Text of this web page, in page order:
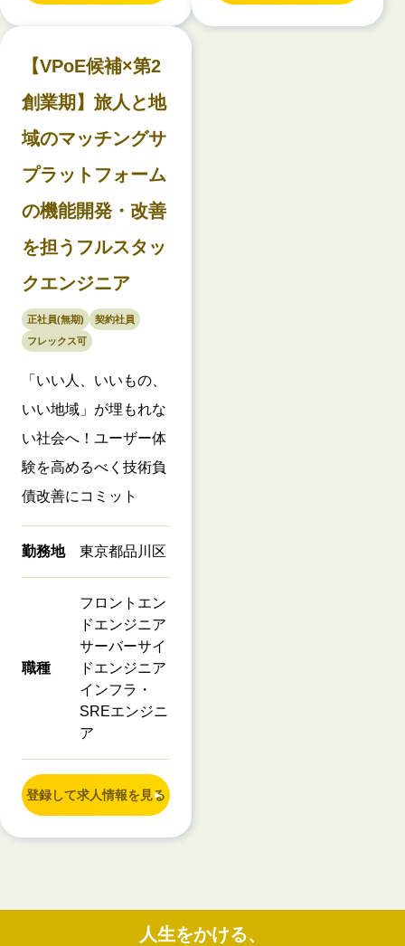
【VPoE候補×第2
創業期】旅人と地
域のマッチングサ
プラットフォーム
の機能開発・改善
を担うフルスタッ
クエンジニア
正社員(無期)
契約社員
フレックス可
「いい人、いいもの、
いい地域」が埋もれな
い社会へ！ユーザー体
験を高めるべく技術負
債改善にコミット
勤務地 東京都品川区
職種
フロントエン
ドエンジニア
サーバーサイ
ドエンジニア
インフラ・
SREエンジニ
ア
登録して求人情報を見る
人生をかける、